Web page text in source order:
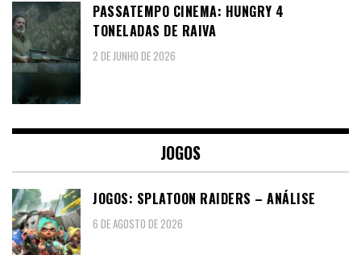
PASSATEMPO CINEMA: HUNGRY 4
TONELADAS DE RAIVA
2 DE JUNHO DE 2026
JOGOS
JOGOS: SPLATOON RAIDERS – ANÁLISE
6 DE AGOSTO DE 2026